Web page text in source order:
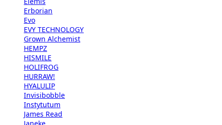
Erborian
Evo
EVY TECHNOLOGY
Grown Alchemist
HEMPZ
HISMILE
HOLIFROG
HURRAW!
HYALULIP
Invisibobble
Instytutum
James Read